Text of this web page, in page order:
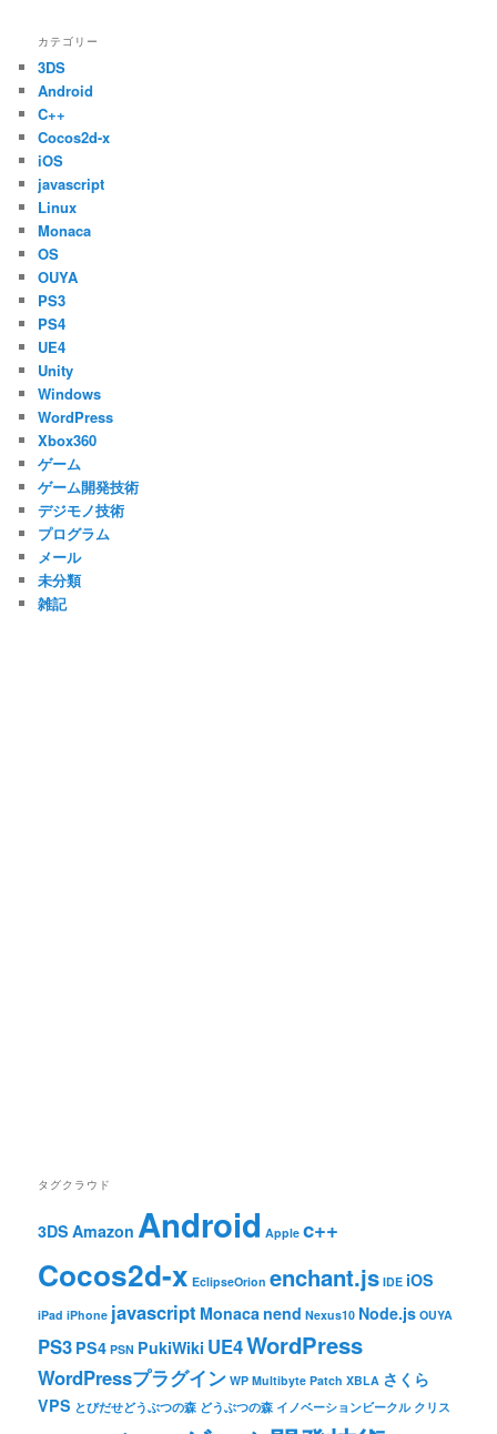
カテゴリー
3DS
Android
C++
Cocos2d-x
iOS
javascript
Linux
Monaca
OS
OUYA
PS3
PS4
UE4
Unity
Windows
WordPress
Xbox360
ゲーム
ゲーム開発技術
デジモノ技術
プログラム
メール
未分類
雑記
タグクラウド
3DS Amazon Android Apple c++
Cocos2d-x EclipseOrion enchant.js IDE iOS
iPad iPhone javascript Monacanend Nexus10 Node.js OUYA
PS3 PS4 PSN PukiWiki UE4WordPress
WordPressプラグイン WP Multibyte Patch XBLA さくら
VPS とびだせどうぶつの森 どうぶつの森 イノベーションビークル クリス